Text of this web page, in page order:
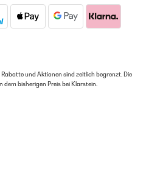
Rabatte und Aktionen sind zeitlich begrenzt. Die
dem bisherigen Preis bei Klarstein.